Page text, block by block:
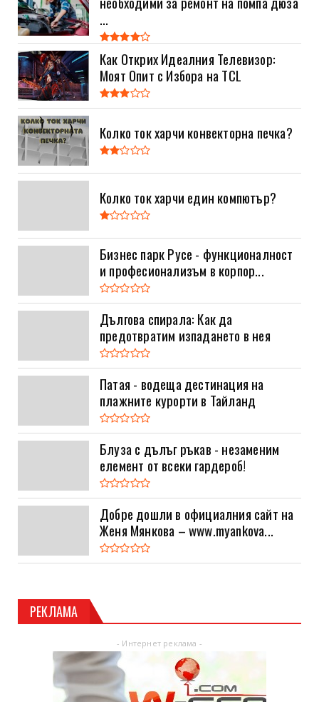
...
Как Открих Идеалния Телевизор:
Моят Опит с Избора на TCL
Колко ток харчи конвекторна печка?
Колко ток харчи един компютър?
Бизнес парк Русе - функционалност
и професионализъм в корпор...
Дългова спирала: Как да
предотвратим изпадането в нея
Патая - водеща дестинация на
плажните курорти в Тайланд
Блуза с дълъг ръкав - незаменим
елемент от всеки гардероб!
Добре дошли в официалния сайт на
Женя Мянкова – www.myankova...
РЕКЛАМА
- Интернет реклама -